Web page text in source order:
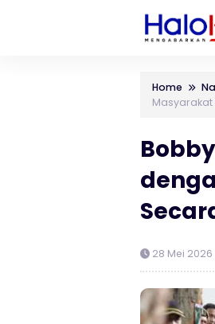
Home
Masyarakat
28 Mei 2026